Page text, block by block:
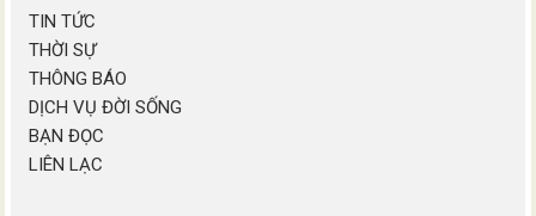
TIN TỨC
THỜI SỰ
THÔNG BÁO
DỊCH VỤ ĐỜI SỐNG
BẠN ĐỌC
LIÊN LẠC